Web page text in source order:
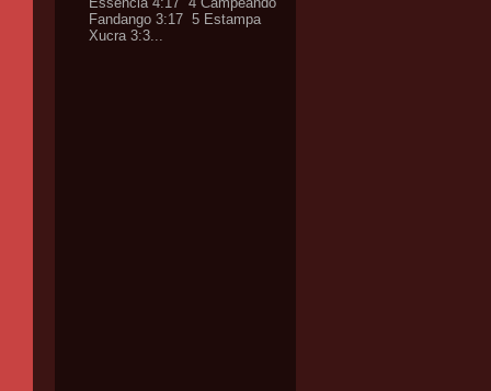
Fandango 3:17 5 Estampa
Xucra 3:3...